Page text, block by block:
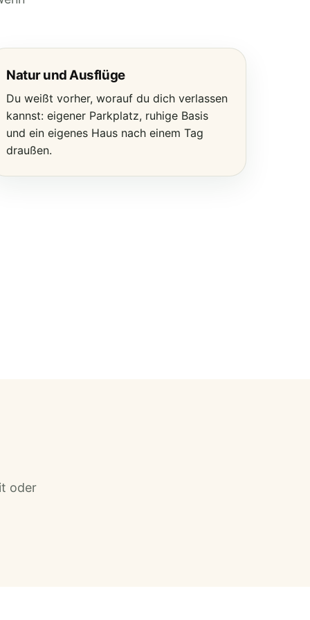
Natur und Ausflüge
Du weißt vorher, worauf du dich verlassen
kannst: eigener Parkplatz, ruhige Basis
und ein eigenes Haus nach einem Tag
draußen.
oder